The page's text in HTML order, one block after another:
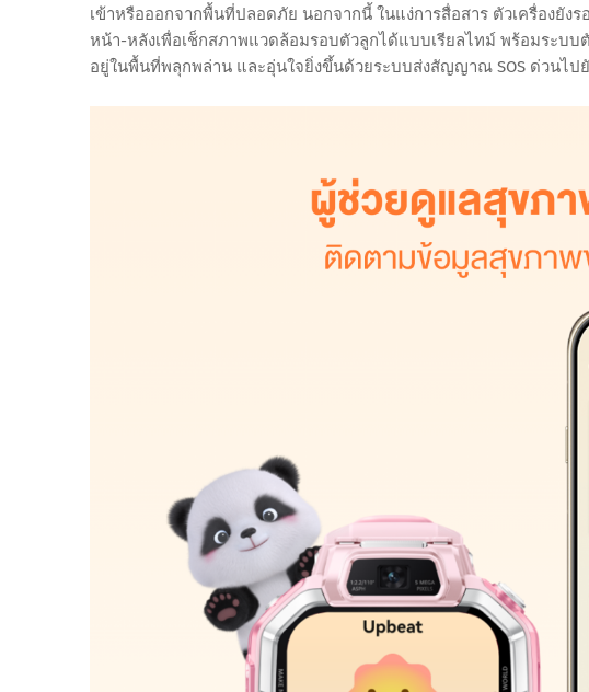
เข้าหรือออกจากพื้นที่ปลอดภัย นอกจากนี้ ในแง่การสื่อสาร ตัวเครื่องยั
หน้า-หลังเพื่อเช็กสภาพแวดล้อมรอบตัวลูกได้แบบเรียลไทม์ พร้อมระบบ
อยู่ในพื้นที่พลุกพล่าน และอุ่นใจยิ่งขึ้นด้วยระบบส่งสัญญาณ SOS ด่วนไป